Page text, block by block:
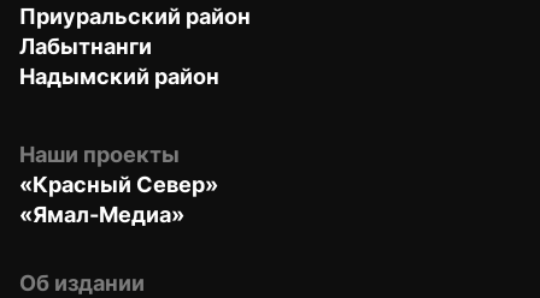
Приуральский район
Лабытнанги
Надымский район
Наши проекты
«Красный Север»
«Ямал-Медиа»
Об издании